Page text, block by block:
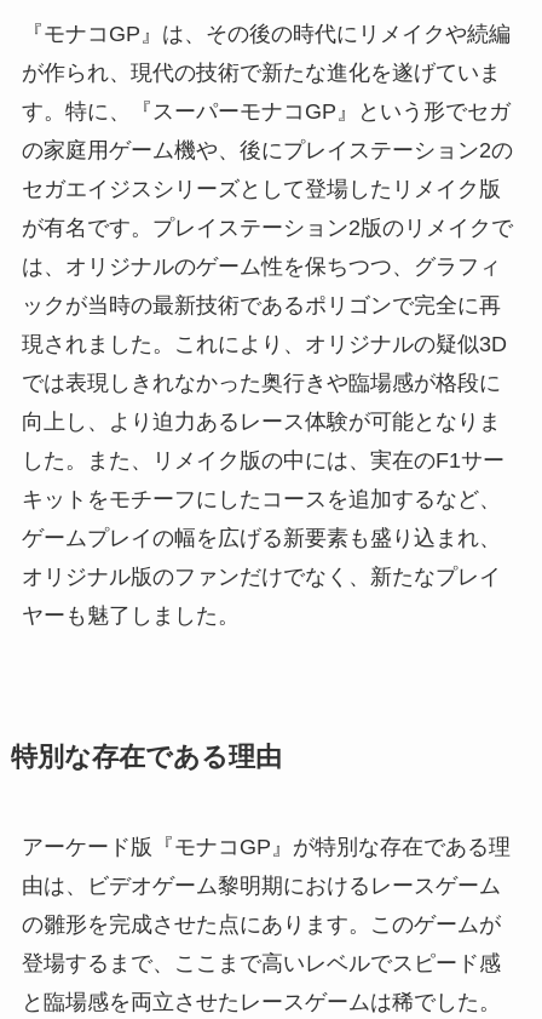
『モナコGP』は、その後の時代にリメイクや続編
が作られ、現代の技術で新たな進化を遂げていま
す。特に、『スーパーモナコGP』という形でセガ
の家庭用ゲーム機や、後にプレイステーション2の
セガエイジスシリーズとして登場したリメイク版
が有名です。プレイステーション2版のリメイクで
は、オリジナルのゲーム性を保ちつつ、グラフィ
ックが当時の最新技術であるポリゴンで完全に再
現されました。これにより、オリジナルの疑似3D
では表現しきれなかった奥行きや臨場感が格段に
向上し、より迫力あるレース体験が可能となりま
した。また、リメイク版の中には、実在のF1サー
キットをモチーフにしたコースを追加するなど、
ゲームプレイの幅を広げる新要素も盛り込まれ、
オリジナル版のファンだけでなく、新たなプレイ
ヤーも魅了しました。
特別な存在である理由
アーケード版『モナコGP』が特別な存在である理
由は、ビデオゲーム黎明期におけるレースゲーム
の雛形を完成させた点にあります。このゲームが
登場するまで、ここまで高いレベルでスピード感
と臨場感を両立させたレースゲームは稀でした。